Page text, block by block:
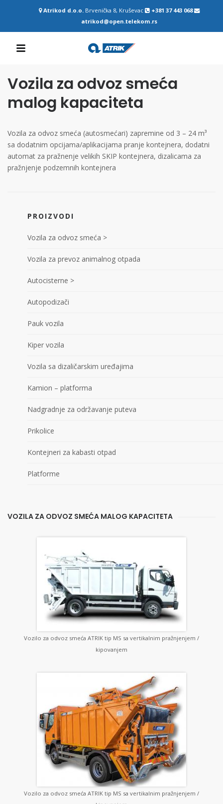
Atrikod d.o.o.Brvenička 8, Kruševac
+381 37 443 068
atrikod@open.telekom.rs
Vozila za odvoz smeća
malog kapaciteta
Vozila za odvoz smeća (autosmećari) zapremine od 3 – 24 m³
sa dodatnim opcijama/aplikacijama pranje kontejnera, dodatni
automat za pražnenje velikih SKIP kontejnera, dizalicama za
pražnjenje podzemnih kontejnera
PROIZVODI
Vozila za odvoz smeća >
Vozila za prevoz animalnog otpada
Autocisterne >
Autopodizači
Pauk vozila
Kiper vozila
Vozila sa dizaličarskim uređajima
Kamion – platforma
Nadgradnje za održavanje puteva
Prikolice
Kontejneri za kabasti otpad
Platforme
VOZILA ZA ODVOZ SMEĆA MALOG KAPACITETA
Vozilo za odvoz smeća ATRIK tip MS sa vertikalnim pražnjenjem /
kipovanjem
Vozilo za odvoz smeća ATRIK tip MS sa vertikalnim pražnjenjem /